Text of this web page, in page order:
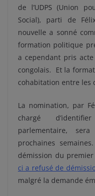
de l’UDPS (Union
Social), parti de
nouvelle a sonné
formation politique
a cependant pris
congolais. Et la
cohabitation entre les
La nomination, par
chargé
parlementaire,
prochaines
démission du
ci a refusé de
malgré la demande